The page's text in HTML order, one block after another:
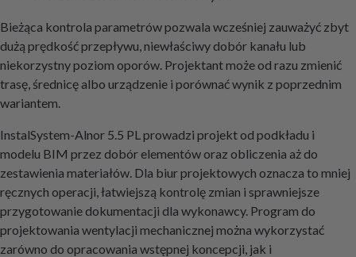
Bieżąca kontrola parametrów pozwala wcześniej zauważyć zbyt
dużą prędkość przepływu, niewłaściwy dobór kanału lub
niekorzystny poziom oporów. Projektant może od razu zmienić
trasę, średnicę albo urządzenie i porównać wynik z poprzednim
wariantem.
InstalSystem-Alnor 5.5 PL prowadzi projekt od podkładu i
modelu BIM przez dobór elementów oraz obliczenia aż do
zestawienia materiałów. Dla biur projektowych oznacza to mniej
ręcznych operacji, łatwiejszą kontrolę zmian i sprawniejsze
przygotowanie dokumentacji dla wykonawcy. Program do
projektowania wentylacji mechanicznej można wykorzystać
zarówno do opracowania wstępnej koncepcji, jak i